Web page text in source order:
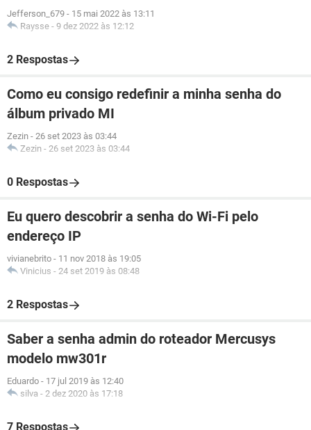
Jefferson_679 - 15 mai 2022 às 13:11
Raysse - 9 dez 2022 às 12:12
2 Respostas
Como eu consigo redefinir a minha senha do
álbum privado MI
Zezin - 26 set 2023 às 03:44
Zezin - 26 set 2023 às 03:44
0 Respostas
Eu quero descobrir a senha do Wi-Fi pelo
endereço IP
vivianebrito - 11 nov 2018 às 19:05
Vinicius - 24 set 2019 às 08:48
2 Respostas
Saber a senha admin do roteador Mercusys
modelo mw301r
Eduardo - 17 jul 2019 às 12:40
silva - 2 dez 2020 às 17:18
7 Respostas